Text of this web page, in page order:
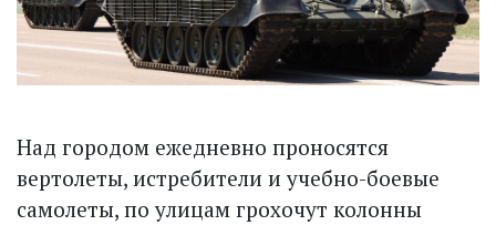
Над городом ежедневно проносятся
вертолеты, истребители и учебно-боевые
самолеты, по улицам грохочут колонны